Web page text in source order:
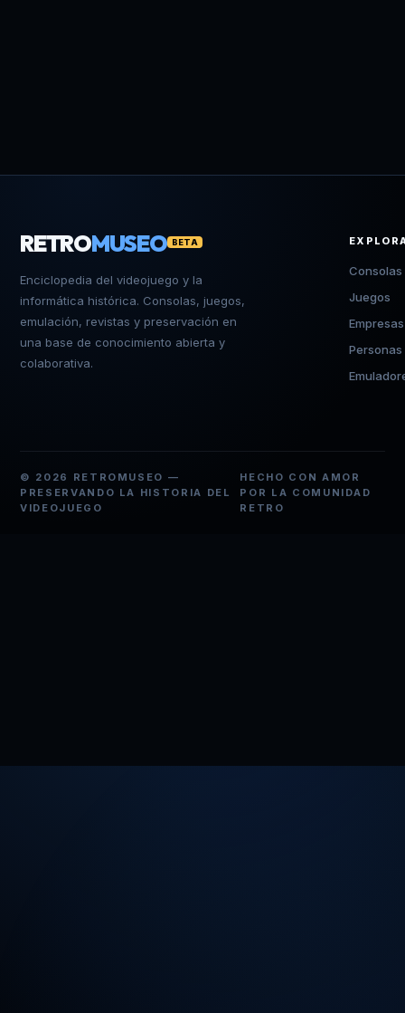
RETROMUSEO BETA
Enciclopedia del videojuego y la
informática histórica. Consolas, juegos,
emulación, revistas y preservación en
una base de conocimiento abierta y
colaborativa.
Consolas
Juegos
Empresas
Personas
© 2026 RETROMUSEO —
PRESERVANDO LA HISTORIA DEL
VIDEOJUEGO
HECHO CON AMOR
POR LA COMUNIDAD
RETRO